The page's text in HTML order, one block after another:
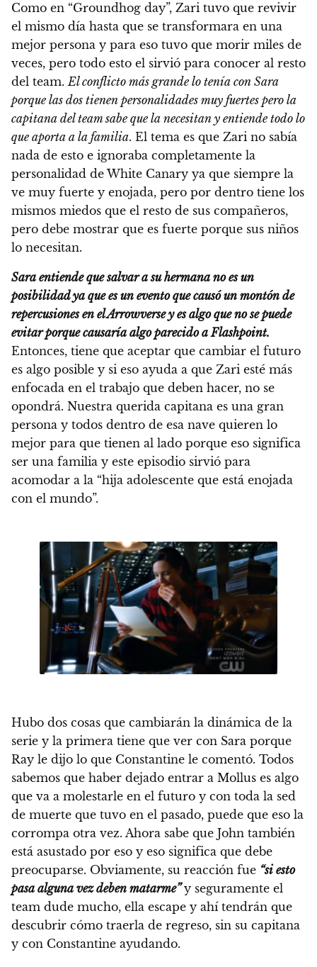
Como en “Groundhog day”, Zari tuvo que revivir
el mismo día hasta que se transformara en una
mejor persona y para eso tuvo que morir miles de
veces, pero todo esto el sirvió para conocer al resto
del team.El conflicto más grande lo tenía con Sara
porque las dos tienen personalidades muy fuertes pero la
capitana del team sabe que la necesitan y entiende todo lo
que aporta a la familia. El tema es que Zari no sabía
nada de esto e ignoraba completamente la
personalidad de White Canary ya que siempre la
ve muy fuerte y enojada, pero por dentro tiene los
mismos miedos que el resto de sus compañeros,
pero debe mostrar que es fuerte porque sus niños
lo necesitan.
Sara entiende que salvar a su hermana no es un
posibilidad ya que es un evento que causó un montón de
repercusiones en el Arrowverse y es algo que no se puede
evitar porque causaría algo parecido a Flashpoint.
Entonces, tiene que aceptar que cambiar el futuro
es algo posible y si eso ayuda a que Zari esté más
enfocada en el trabajo que deben hacer, no se
opondrá. Nuestra querida capitana es una gran
persona y todos dentro de esa nave quieren lo
mejor para que tienen al lado porque eso significa
ser una familia y este episodio sirvió para
acomodar a la “hija adolescente que está enojada
con el mundo”.
Hubo dos cosas que cambiarán la dinámica de la
serie y la primera tiene que ver con Sara porque
Ray le dijo lo que Constantine le comentó. Todos
sabemos que haber dejado entrar a Mollus es algo
que va a molestarle en el futuro y con toda la sed
de muerte que tuvo en el pasado, puede que eso la
corrompa otra vez. Ahora sabe que John también
está asustado por eso y eso significa que debe
preocuparse. Obviamente, su reacción fue “si esto
pasa alguna vez deben matarme” y seguramente el
team dude mucho, ella escape y ahí tendrán que
descubrir cómo traerla de regreso, sin su capitana
y con Constantine ayudando.